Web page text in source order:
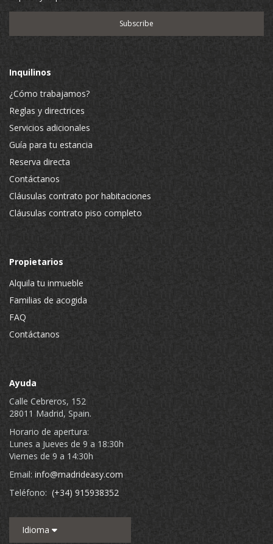
Inquilinos
¿Cómo trabajamos?
Reglas y directrices
Servicios adicionales
Guía para tu estancia
Reserva directa
Contáctanos
Cláusulas contrato por habitaciones
Cláusulas contrato piso completo
Propietarios
Alquila tu inmueble
Familias de acogida
FAQ
Contáctanos
Ayuda
Calle Cebreros, 152
28011 Madrid, Spain.
Horario de apertura:
Lunes a Jueves de 9 a 18:30h
Viernes de 9 a 14:30h
Email: info@madrideasy.com
Teléfono: (+34) 915938352
Idioma